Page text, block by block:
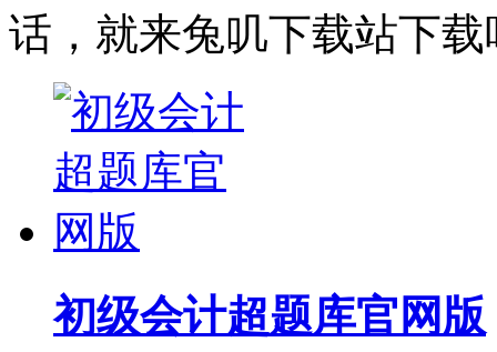
话，就来兔叽下载站下载
初级会计超题库官网版